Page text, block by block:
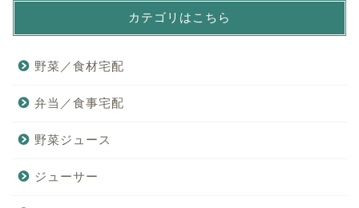
カテゴリはこちら
野菜／食材宅配
弁当／食事宅配
野菜ジュース
ジューサー